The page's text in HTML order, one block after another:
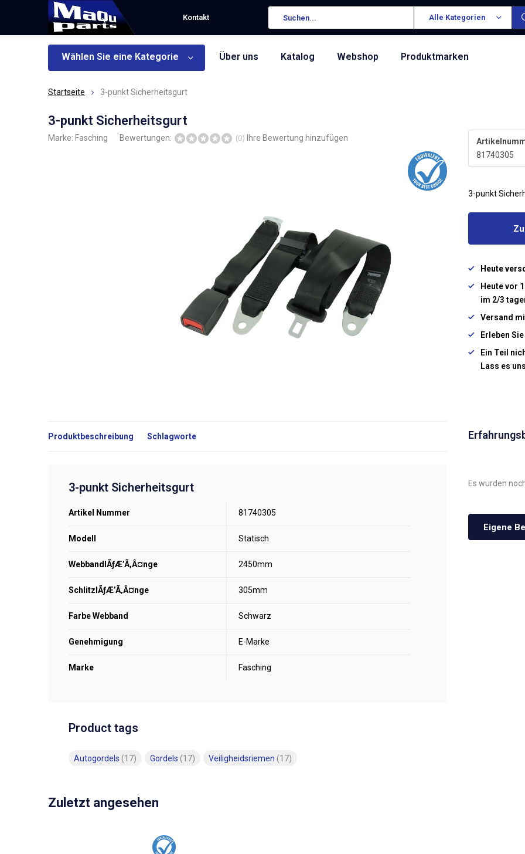
Kontakt Alle Kategorien
Wählen Sie eine Kategorie Über uns Katalog Webshop Produktmarken
Startseite 3-punkt Sicherheitsgurt
3-punkt Sicherheitsgurt
Marke: Fasching Bewertungen: (0) Ihre Bewertung hinzufügen
81740305
3-punkt
Heute
Heute vor
im 2/3
Versand
Erleben
Ein Teil
Lass es
Produktbeschreibung Schlagworte
3-punkt Sicherheitsgurt
Artikel Nummer 81740305
Modell Statisch
WebbandlÃƒÆ’Ã‚Â¤nge 2450mm
SchlitzlÃƒÆ’Ã‚Â¤nge 305mm
Farbe Webband Schwarz
Genehmigung E-Marke
Marke Fasching
Product tags
Autogordels (17) Gordels (17) Veiligheidsriemen (17)
Es wurden
Eigene
Zuletzt angesehen